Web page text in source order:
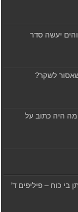
יעשה סדר
לשקר?
היה כתוב על
בי כוח – פיליפים ד’